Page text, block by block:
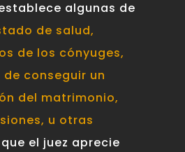
algunas de
de salud,
de los cónyuges,
conseguir un
del matrimonio,
u otras
que el juez aprecie